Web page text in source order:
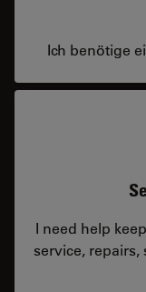
Ich benötige
I need help
service,